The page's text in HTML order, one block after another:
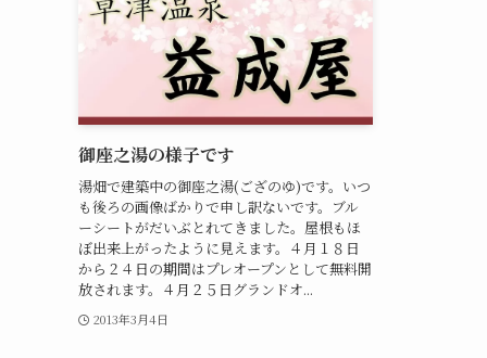
御座之湯の様子です
湯畑で建築中の御座之湯(ござのゆ)です。いつ
も後ろの画像ばかりで申し訳ないです。ブル
ーシートがだいぶとれてきました。屋根もほ
ぼ出来上がったように見えます。４月１８日
から２４日の期間はプレオープンとして無料開
放されます。４月２５日グランドオ...
2013年3月4日